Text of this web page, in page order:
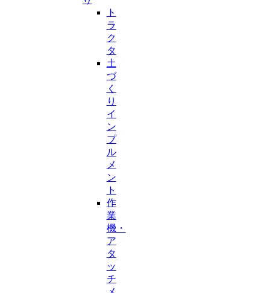
ト
ラ
ク
タ
土
づ
く
り
イ
ン
プ
ル
メ
ン
ト
作
業
機・
ア
タ
ッ
チ